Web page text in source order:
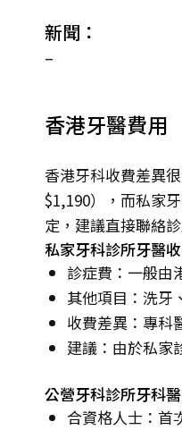
新聞：
–
香港牙醫費用
香港牙科收費差異
$1,190），而私家
定，建議直接聯絡
私家牙科診所牙醫
診症費：一般由
其他項目：洗牙
收費差異：專科
建議：由於私家
公營牙科診所牙科
合資格人士：首